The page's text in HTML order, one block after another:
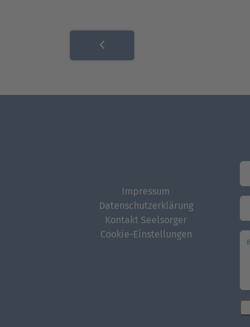
Beitragsnavigation
Impressum
Datenschutzerklärung
Kontakt Seelsorger
Cookie-Einstellungen